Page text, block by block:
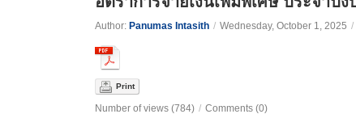
Author: Panumas Intasith / Wednesday, October 1, 2025 /
Print
Number of views (784) / Comments (0)